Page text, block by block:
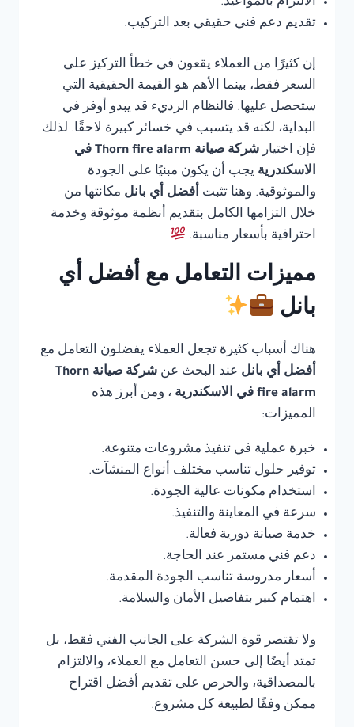
تقديم دعم فني حقيقي بعد التركيب.
إن كثيرًا من العملاء يقعون في خطأ التركيز على
السعر فقط، بينما الأهم هو القيمة الحقيقية التي
ستحصل عليها. فالنظام الرديء قد يبدو أوفر في
البداية، لكنه قد يتسبب في خسائر كبيرة لاحقًا. لذلك
فإن اختيار
شركة صيانة Thorn fire alarm في
الاسكندرية يجب أن يكون مبنيًا على الجودة
والموثوقية. وهنا تثبت أفضل أي بانل مكانتها من
خلال التزامها الكامل بتقديم أنظمة موثوقة وخدمة
احترافية بأسعار مناسبة.
مميزات التعامل مع أفضل أي
بانل
هناك أسباب كثيرة تجعل العملاء يفضلون التعامل مع
أفضل أي بانل عند البحث عن
شركة صيانة Thorn
fire alarm في الاسكندرية
، ومن أبرز هذه
المميزات:
خبرة عملية في تنفيذ مشروعات متنوعة.
توفير حلول تناسب مختلف أنواع المنشآت.
استخدام مكونات عالية الجودة.
سرعة في المعاينة والتنفيذ.
خدمة صيانة دورية فعالة.
دعم فني مستمر عند الحاجة.
أسعار مدروسة تناسب الجودة المقدمة.
اهتمام كبير بتفاصيل الأمان والسلامة.
ولا تقتصر قوة الشركة على الجانب الفني فقط، بل
تمتد أيضًا إلى حسن التعامل مع العملاء، والالتزام
بالمصداقية، والحرص على تقديم أفضل اقتراح
ممكن وفقًا لطبيعة كل مشروع.